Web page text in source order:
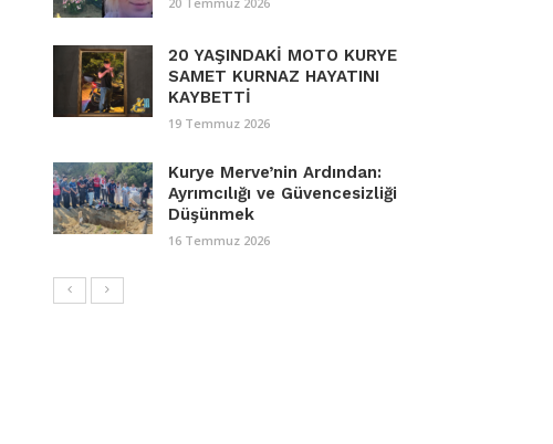
20 YAŞINDAKİ MOTO KURYE
SAMET KURNAZ HAYATINI
KAYBETTİ
19 Temmuz 2026
Kurye Merve’nin Ardından:
Ayrımcılığı ve Güvencesizliği
Düşünmek
16 Temmuz 2026